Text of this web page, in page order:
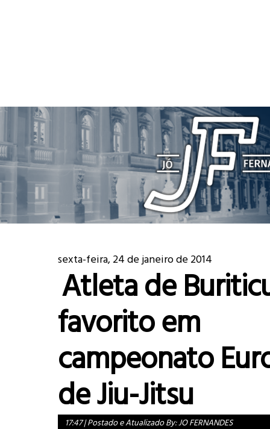
sexta-feira, 24 de janeiro de 2014
Atleta de
favorito em
campeonato
de Jiu-Jitsu
17:47|Postado e Atualizado By:JO FERNANDES